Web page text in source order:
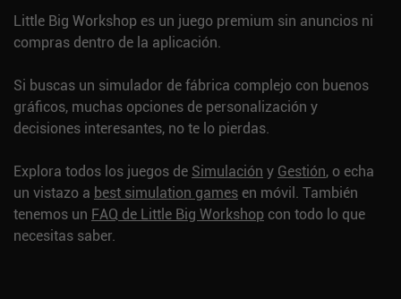
Little Big Workshop es un juego premium sin anuncios ni
compras dentro de la aplicación.
Si buscas un simulador de fábrica complejo con buenos
gráficos, muchas opciones de personalización y
decisiones interesantes, no te lo pierdas.
Explora todos los juegos de Simulación y Gestión, o echa
un vistazo a best simulation games en móvil. También
tenemos un FAQ de Little Big Workshop con todo lo que
necesitas saber.